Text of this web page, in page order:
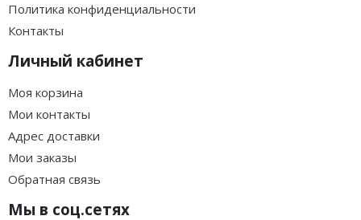
Политика конфиденциальности
Контакты
Личный кабинет
Моя корзина
Мои контакты
Адрес доставки
Мои заказы
Обратная связь
Мы в соц.сетях